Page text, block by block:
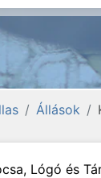
Állások
Lógó és